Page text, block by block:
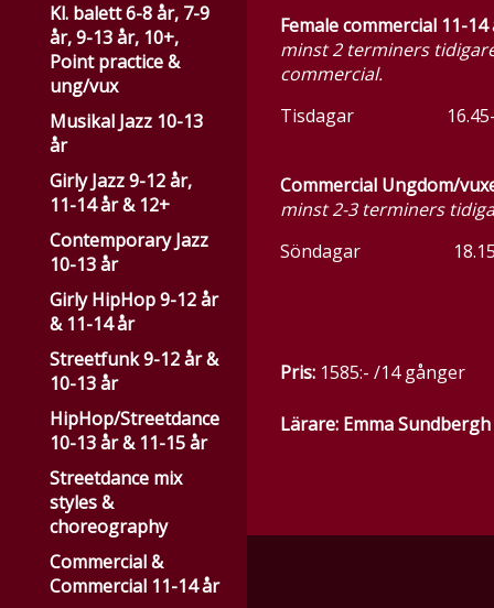
Kl. balett 6-8 år, 7-9
år, 9-13 år, 10+,
Point practice &
ung/vux
Musikal Jazz 10-13
år
Girly Jazz 9-12 år,
11-14 år & 12+
Contemporary Jazz
10-13 år
Girly HipHop 9-12 år
& 11-14 år
Streetfunk 9-12 år &
10-13 år
HipHop/Streetdance
10-13 år & 11-15 år
Streetdance mix
styles &
choreography
Commercial &
Commercial 11-14 år
Female commercial 11-
minst 2 terminers
commercial.
Tisdagar
Commercial Ungdom/
minst 2-3 terminers
Söndagar
Pris: 1585:- /14 gånger
Lärare: Emma